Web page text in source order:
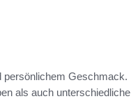
persönlichem Geschmack.
als auch unterschiedliche